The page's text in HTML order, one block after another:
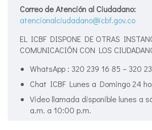
Correo de Atención al Ciudadano:
atencionalciudadano@icbf.gov.co
EL ICBF DISPONE DE OTRAS
COMUNICACIÓN CON LOS
WhatsApp : 320 239 16 85 – 320
Chat ICBF Lunes a Domingo 24
Video llamada disponible lunes a
a.m. a 10:00 p.m.